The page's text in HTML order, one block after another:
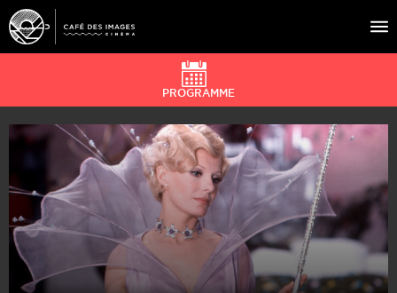
À L’AFFICHE
ÉVÉNEMENTS
CAFÉ DU CINÉ
PRATIQUE
ÉDUCATION AUX IMAGES
PROGRAMME